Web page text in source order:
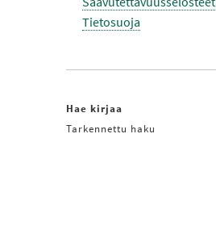
Tietosuoja
Hae kirjaa
Tarkennettu haku